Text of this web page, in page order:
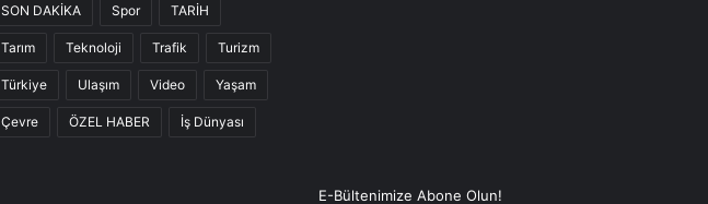
SON DAKİKA Spor TARİH
Tarım Teknoloji Trafik Turizm
Türkiye Ulaşım Video Yaşam
Çevre ÖZEL HABER İş Dünyası
E-Bültenimize Abone Olun!